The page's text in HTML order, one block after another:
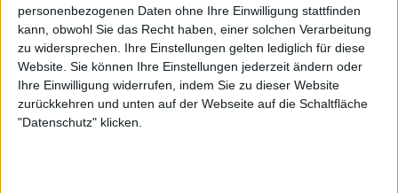
personenbezogenen Daten ohne Ihre Einwilligung stattfinden
kann, obwohl Sie das Recht haben, einer solchen Verarbeitung
zu widersprechen. Ihre Einstellungen gelten lediglich für diese
Website. Sie können Ihre Einstellungen jederzeit ändern oder
Ihre Einwilligung widerrufen, indem Sie zu dieser Website
zurückkehren und unten auf der Webseite auf die Schaltfläche
"Datenschutz" klicken.